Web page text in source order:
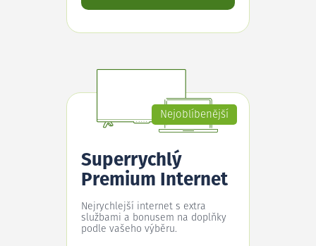
Nejoblíbenější
Superrychlý
Premium Internet
Nejrychlejší internet s extra
službami a bonusem na doplňky
podle vašeho výběru.